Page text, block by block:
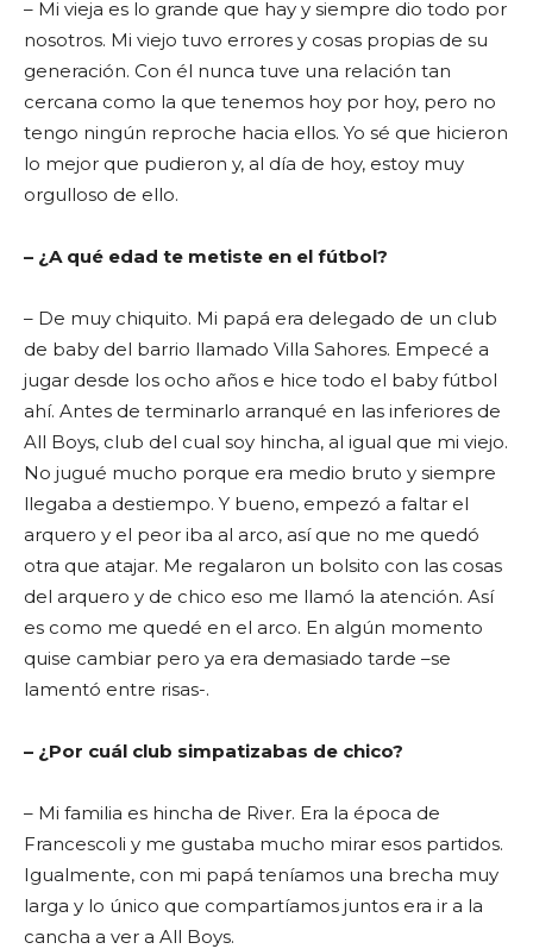
– Mi vieja es lo grande que hay y siempre dio todo por
nosotros. Mi viejo tuvo errores y cosas propias de su
generación. Con él nunca tuve una relación tan
cercana como la que tenemos hoy por hoy, pero no
tengo ningún reproche hacia ellos. Yo sé que hicieron
lo mejor que pudieron y, al día de hoy, estoy muy
orgulloso de ello.
– ¿A qué edad te metiste en el fútbol?
– De muy chiquito. Mi papá era delegado de un club
de baby del barrio llamado Villa Sahores. Empecé a
jugar desde los ocho años e hice todo el baby fútbol
ahí. Antes de terminarlo arranqué en las inferiores de
All Boys, club del cual soy hincha, al igual que mi viejo.
No jugué mucho porque era medio bruto y siempre
llegaba a destiempo. Y bueno, empezó a faltar el
arquero y el peor iba al arco, así que no me quedó
otra que atajar. Me regalaron un bolsito con las cosas
del arquero y de chico eso me llamó la atención. Así
es como me quedé en el arco. En algún momento
quise cambiar pero ya era demasiado tarde –se
lamentó entre risas-.
– ¿Por cuál club simpatizabas de chico?
– Mi familia es hincha de River. Era la época de
Francescoli y me gustaba mucho mirar esos partidos.
Igualmente, con mi papá teníamos una brecha muy
larga y lo único que compartíamos juntos era ir a la
cancha a ver a All Boys.